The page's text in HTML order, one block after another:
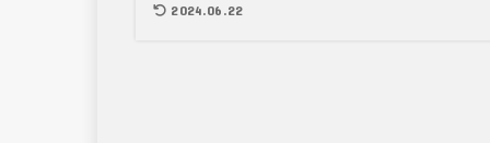
2024.06.22